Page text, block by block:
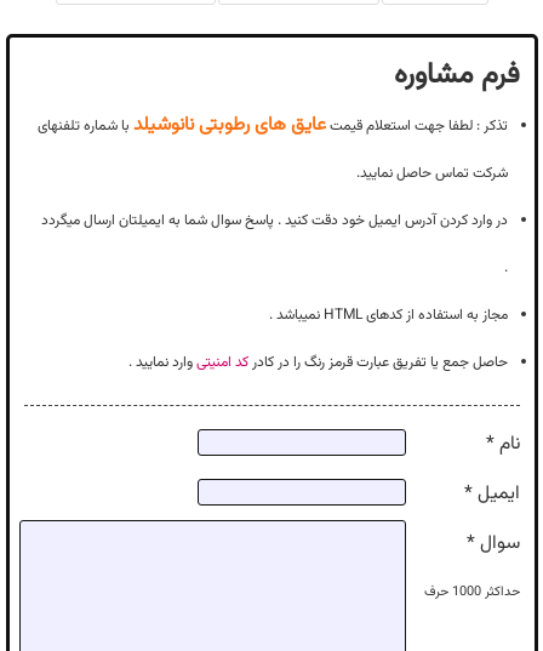
فرم مشاوره
تذکر : لطفا جهت استعلام قیمتعایق های رطوبتی نانوشیلد با شماره تلفنهای
شرکت تماس حاصل نمایید.
در وارد کردن آدرس ایمیل خود دقت کنید . پاسخ سوال شما به ایمیلتان ارسال میگردد
.
مجاز به استفاده از کدهای HTML نمیباشد .
حاصل جمع یا تفریق عبارت قرمز رنگ را در کادرکد امنیتیوارد نمایید .
نام *
ایمیل *
سوال *
حداکثر1000 حرف